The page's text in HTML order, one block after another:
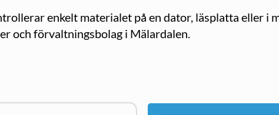
enkelt materialet på en dator, läsplatta eller i
och förvaltningsbolag i Mälardalen.